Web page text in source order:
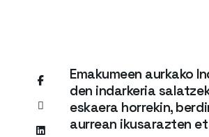
Emakumeen aurkako
den indarkeria
eskaera horrekin,
aurrean ikusarazten